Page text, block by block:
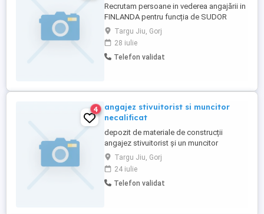
Recrutam persoane in vederea angajării in
FINLANDA pentru funcția de SUDOR
Angajator: Companie de naționalitate
finlandeza Contract de munca: încheiat cu
angajatorul finlandez potrivit legilor din
Finlanda Locație: Finlanda Programul de
Targu Jiu, Gorj
28 iulie
Telefon validat
4
angajez stivuitorist si muncitor
necalificat
depozit de materiale de construcții
angajez stivuitorist și un muncitor
necalificat. detalii:
Targu Jiu, Gorj
24 iulie
Telefon validat